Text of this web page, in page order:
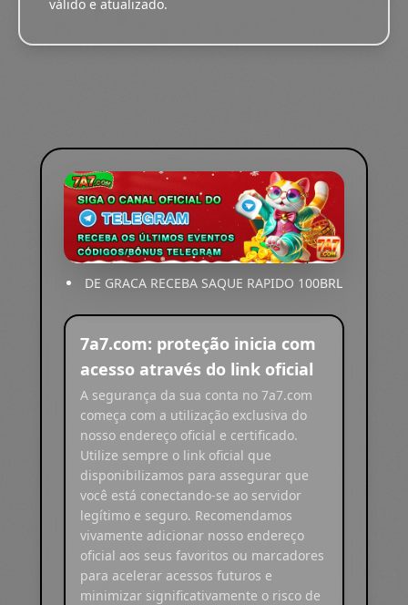
válido e atualizado.
DE GRACA RECEBA SAQUE RAPIDO 100BRL
7a7.com: proteção inicia com
acesso através do link oficial
A segurança da sua conta no 7a7.com
começa com a utilização exclusiva do
nosso endereço oficial e certificado.
Utilize sempre o link oficial que
disponibilizamos para assegurar que
você está conectando-se ao servidor
legítimo e seguro. Recomendamos
vivamente adicionar nosso endereço
oficial aos seus favoritos ou marcadores
para acelerar acessos futuros e
minimizar significativamente o risco de